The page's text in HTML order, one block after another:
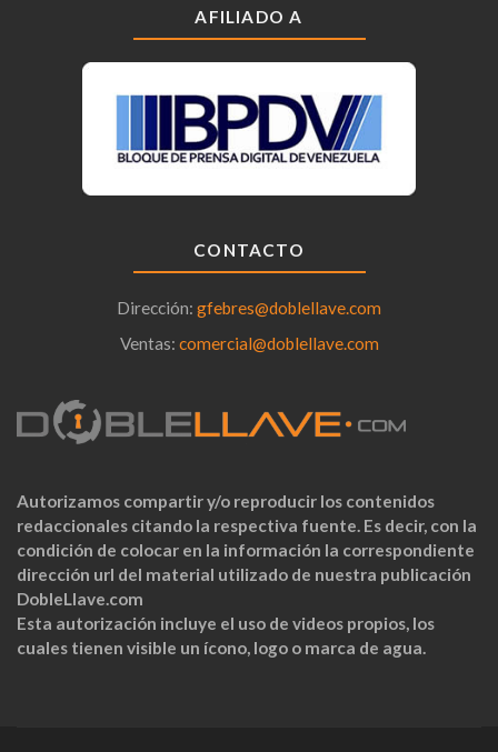
AFILIADO A
CONTACTO
Dirección: gfebres@doblellave.com
Ventas: comercial@doblellave.com
Autorizamos compartir y/o reproducir los contenidos
redaccionales citando la respectiva fuente. Es decir, con la
condición de colocar en la información la correspondiente
dirección url del material utilizado de nuestra publicación
DobleLlave.com
Esta autorización incluye el uso de videos propios, los
cuales tienen visible un ícono, logo o marca de agua.